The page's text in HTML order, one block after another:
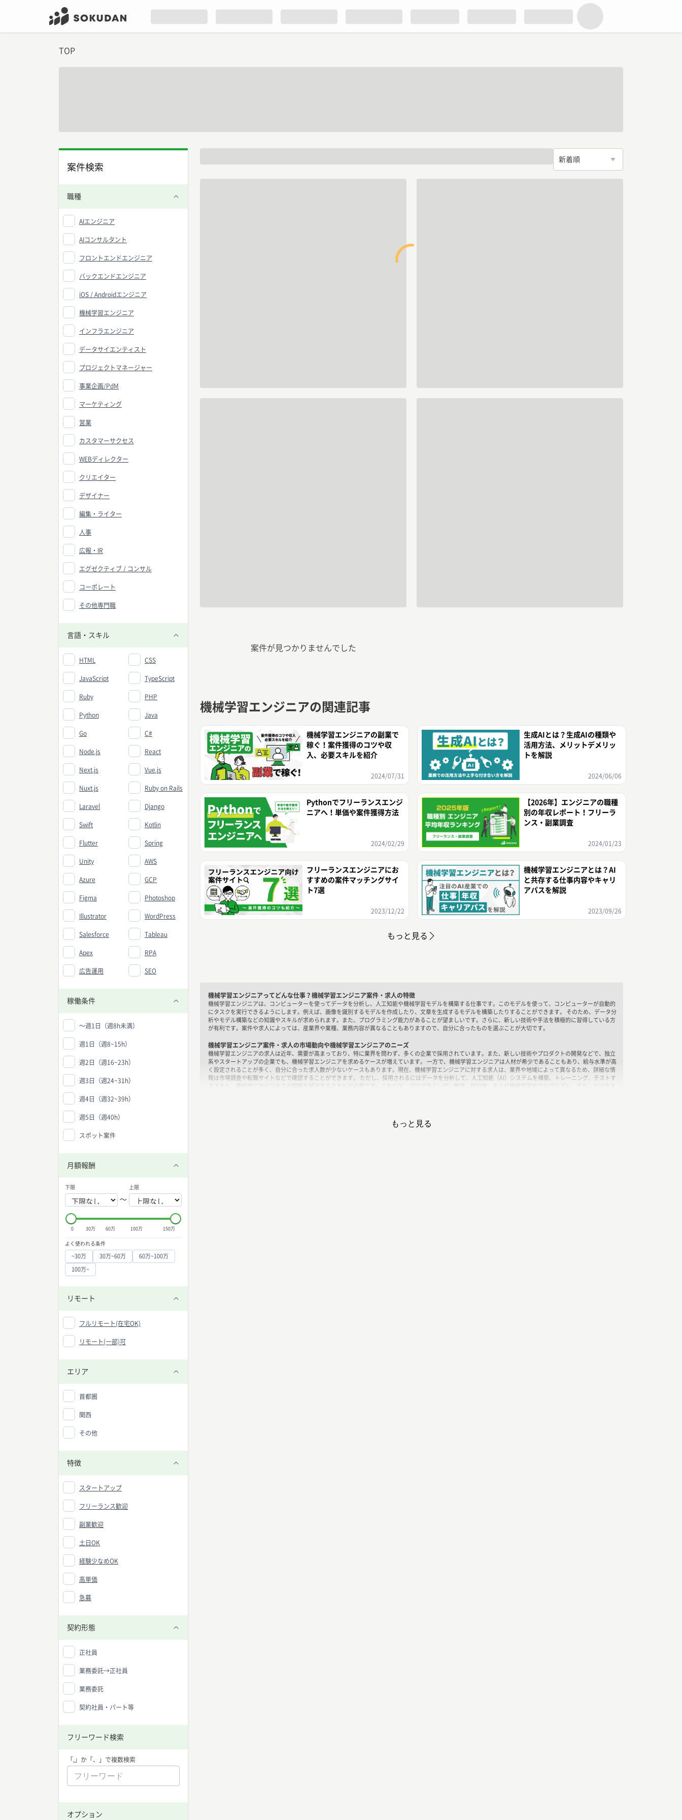
TOP
案件が見つかりませんでした
機械学習エンジニアの関連記事
機械学習エンジニアの副業で
稼ぐ！案件獲得のコツや収
入、必要スキルを紹介
2024/07/31
生成AIとは？生成AIの種類や
活用方法、メリットデメリッ
トを解説
2024/06/06
Pythonでフリーランスエンジ
ニアへ！単価や案件獲得方法
2024/02/29
【2026年】エンジニアの職種
別の年収レポート！フリーラ
ンス・副業調査
2024/01/23
フリーランスエンジニアにお
すすめの案件マッチングサイ
ト7選
2023/12/22
機械学習エンジニアとは？AI
と共存する仕事内容やキャリ
アパスを解説
2023/09/26
もっと見る
機械学習エンジニアってどんな仕事？機械学習エンジニア案件・求人の特徴
機械学習エンジニアは、コンピューターを使ってデータを分析し、人工知能や機械学習モデルを構築する仕事です。このモデルを使って、コンピューターが自動的
にタスクを実行できるようにします。例えば、画像を識別するモデルを作成したり、文章を生成するモデルを構築したりすることができます。 そのため、データ分
析やモデル構築などの知識やスキルが求められます。また、プログラミング能力があることが望ましいです。さらに、新しい技術や手法を積極的に習得している方
が有利です。案件や求人によっては、産業界や業種、業務内容が異なることもありますので、自分に合ったものを選ぶことが大切です。
機械学習エンジニア案件・求人の市場動向や機械学習エンジニアのニーズ
機械学習エンジニアの求人は近年、需要が高まっており、特に業界を問わず、多くの企業で採用されています。また、新しい技術やプロダクトの開発などで、独立
系やスタートアップの企業でも、機械学習エンジニアを求めるケースが増えています。 一方で、機械学習エンジニアは人材が希少であることもあり、給与水準が高
く設定されることが多く、自分に合った求人数が少ないケースもあります。現在、機械学習エンジニアに対する求人は、業界や地域によって異なるため、詳細な情
報は市場調査や転職サイトなどで確認することができます。 ただし、採用されるにはデータを分析して、人工知能（AI）システムを構築、トレーニング、テストす
るスキル、最終的にはビジネスの問題を解決するスキルが必要です。これには、プログラミング、数学、統計学、および機械学習のアルゴリズム、また、ビジネス
・プログラミングスキル: PythonやRなどを使ったプログラミングができることもっと見る
案件検索
職種
AIエンジニア
AIコンサルタント
フロントエンドエンジニア
バックエンドエンジニア
iOS / Androidエンジニア
機械学習エンジニア
インフラエンジニア
データサイエンティスト
プロジェクトマネージャー
事業企画/PdM
マーケティング
営業
カスタマーサクセス
WEBディレクター
クリエイター
デザイナー
編集・ライター
人事
広報・IR
エグゼクティブ / コンサル
コーポレート
その他専門職
言語・スキル
HTML CSS
JavaScript TypeScript
Ruby PHP
Python Java
Go C#
Node.js React
Next.js Vue.js
Nuxt.js Ruby on Rails
Laravel Django
Swift Kotlin
Flutter Spring
Unity AWS
Azure GCP
Figma Photoshop
Illustrator WordPress
Salesforce Tableau
Apex RPA
広告運用 SEO
稼働条件
〜週1日（週8h未満）
週1日（週8~15h）
週2日（週16~23h）
週3日（週24~31h）
週4日（週32~39h）
週5日（週40h）
スポット案件
月額報酬
下限
〜
上限
0 30万 60万 100万 150万
よく使われる条件
~30万 30万~60万 60万~100万
100万~
リモート
フルリモート(在宅OK)
リモート(一部)可
エリア
首都圏
関西
その他
特徴
スタートアップ
フリーランス歓迎
副業歓迎
土日OK
経験少なめOK
高単価
急募
契約形態
正社員
業務委託→正社員
業務委託
契約社員・パート等
フリーワード検索
「,」か「、」で複数検索
オプション